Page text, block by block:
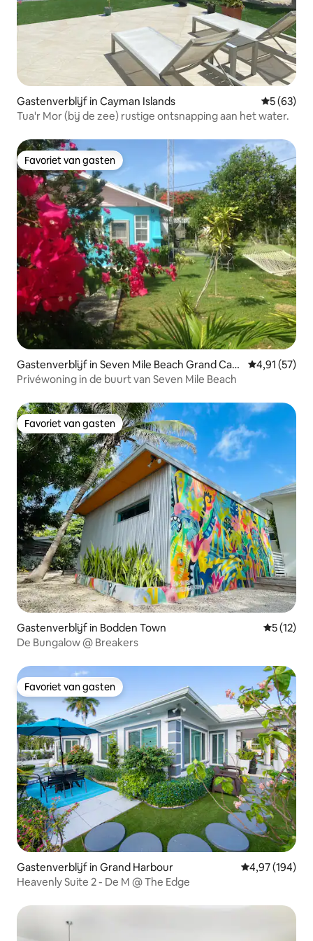
Gastenverblijf in Cayman Islands
5 (63)
Tua'r Mor (bij de zee) rustige ontsnapping aan het water.
Favoriet van gasten
Favoriet van gasten
Gastenverblijf in Seven Mile Beach Grand Cay
man
Gemiddelde
4,91 (57)
Privéwoning in de buurt van Seven Mile Beach
Favoriet van gasten
Favoriet van gasten
Gastenverblijf in Bodden Town
5 (12)
De Bungalow @ Breakers
Favoriet van gasten
Favoriet van gasten
Gastenverblijf in Grand Harbour Gemiddelde
4,97 (194)
Heavenly Suite 2 - De M @ The Edge